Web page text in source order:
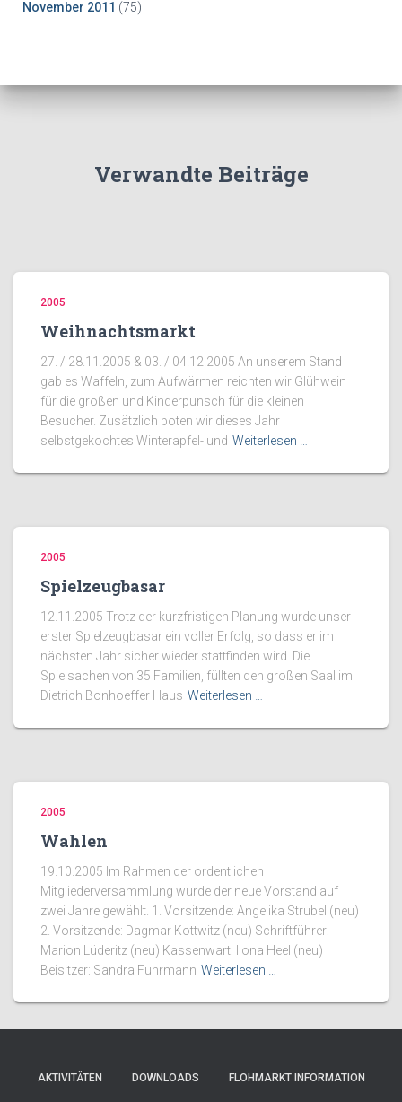
November 2011 (75)
Verwandte Beiträge
2005
Weihnachtsmarkt
27. / 28.11.2005 & 03. / 04.12.2005 An unserem Stand
gab es Waffeln, zum Aufwärmen reichten wir Glühwein
für die großen und Kinderpunsch für die kleinen
Besucher. Zusätzlich boten wir dieses Jahr
selbstgekochtes Winterapfel- und Weiterlesen …
2005
Spielzeugbasar
12.11.2005 Trotz der kurzfristigen Planung wurde unser
erster Spielzeugbasar ein voller Erfolg, so dass er im
nächsten Jahr sicher wieder stattfinden wird. Die
Spielsachen von 35 Familien, füllten den großen Saal im
Dietrich Bonhoeffer Haus Weiterlesen …
2005
Wahlen
19.10.2005 Im Rahmen der ordentlichen
Mitgliederversammlung wurde der neue Vorstand auf
zwei Jahre gewählt. 1. Vorsitzende: Angelika Strubel (neu)
2. Vorsitzende: Dagmar Kottwitz (neu) Schriftführer:
Marion Lüderitz (neu) Kassenwart: Ilona Heel (neu)
Beisitzer: Sandra Fuhrmann Weiterlesen …
AKTIVITÄTEN DOWNLOADS FLOHMARKT INFORMATION